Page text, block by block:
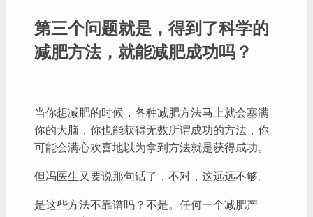
第三个问题就是，得到了科学的
减肥方法，就能减肥成功吗？
当你想减肥的时候，各种减肥方法马上就会塞满
你的大脑，你也能获得无数所谓成功的方法，你
可能会满心欢喜地以为拿到方法就是获得成功。
但冯医生又要说那句话了，不对，这远远不够。
是这些方法不靠谱吗？不是。任何一个减肥产